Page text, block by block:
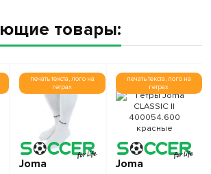
товары:
печать текста, лого на
гетрах
Joma
печать текста, лого на
гетрах
Joma